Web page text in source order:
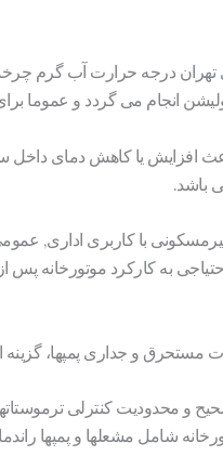
تهران درجه حرارت آب گرم
انجام می گردد و عموما
افزایش یا کاهش دمای
باشد.
با کاربری اداری,
به کارکرد موتورخانه پس
و جداری پمپها، گزینه
صحیح و محدودیت کنترلی
شامل مشعلها و پمپها